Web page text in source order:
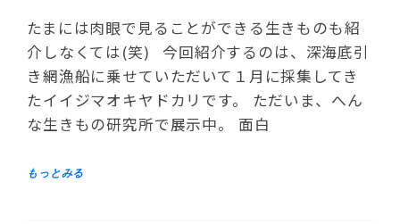
たまには肉眼で見ることができる生きものも紹
介しなくては(笑) 今回紹介するのは、深海底引
き網漁船に乗せていただいて１月に採集してき
たイイジマオキヤドカリです。 ただいま、へん
な生きもの研究所で展示中。 面白